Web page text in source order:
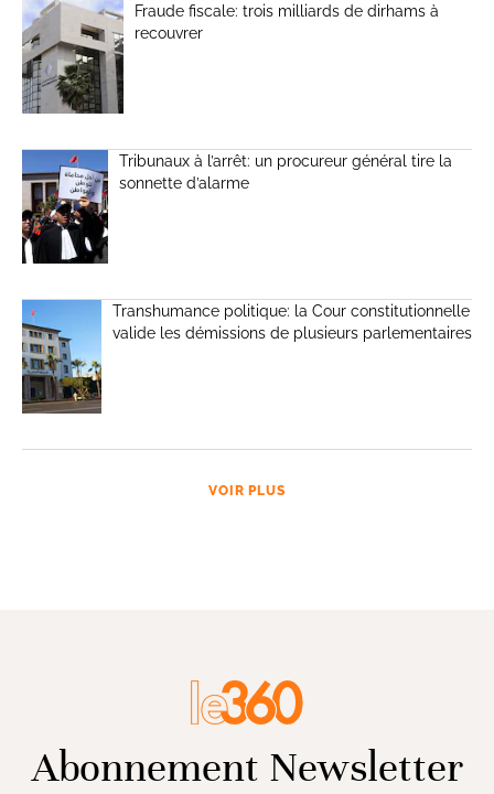
Fraude fiscale: trois milliards de dirhams à
recouvrer
Tribunaux à l’arrêt: un procureur général tire la
sonnette d’alarme
Transhumance politique: la Cour constitutionnelle
valide les démissions de plusieurs parlementaires
VOIR PLUS
Abonnement Newsletter